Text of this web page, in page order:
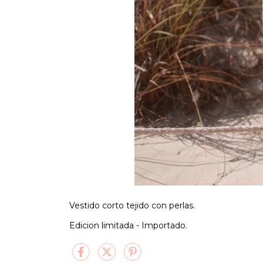
Vestido corto tejido con perlas.
Edicion limitada - Importado.